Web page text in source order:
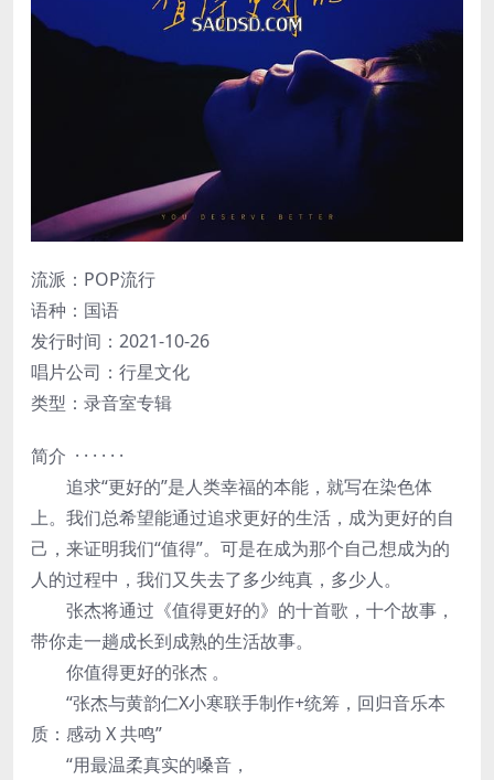
流派：POP流行
语种：国语
发行时间：2021-10-26
唱片公司：行星文化
类型：录音室专辑
简介 · · · · · ·
追求“更好的”是人类幸福的本能，就写在染色体
上。我们总希望能通过追求更好的生活，成为更好的自
己，来证明我们“值得”。可是在成为那个自己想成为的
人的过程中，我们又失去了多少纯真，多少人。
张杰将通过《值得更好的》的十首歌，十个故事，
带你走一趟成长到成熟的生活故事。
你值得更好的张杰 。
“张杰与黄韵仁X小寒联手制作+统筹，回归音乐本
质：感动 X 共鸣”
“用最温柔真实的嗓音，